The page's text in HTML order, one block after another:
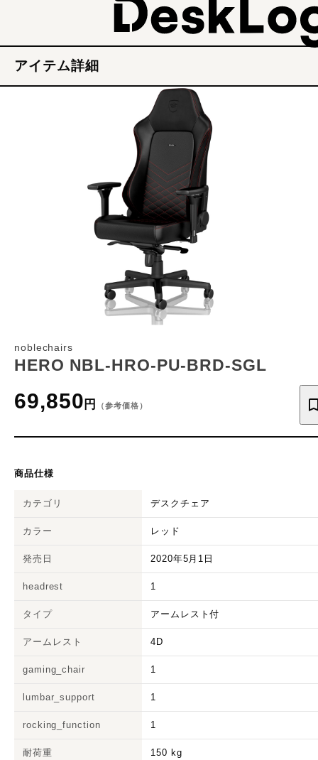
アイテム詳細
noblechairs
HERO NBL-HRO-PU-BRD-SGL
69,850 円 （参考価格）
商品仕様
カテゴリ デスクチェア
カラー レッド
発売日 2020年5月1日
headrest 1
タイプ アームレスト付
アームレスト 4D
gaming_chair 1
lumbar_support 1
rocking_function 1
耐荷重 150 kg